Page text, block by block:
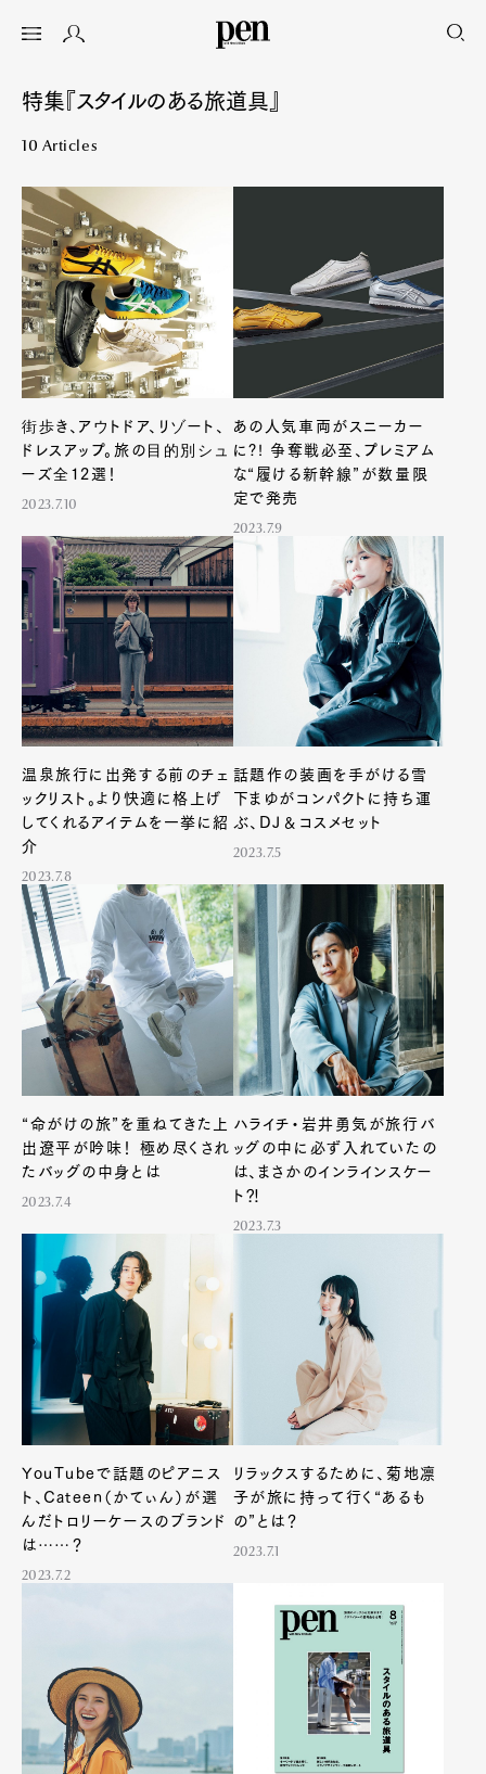
Fashion
GourmetCars
Lifestyle
特集『スタイルのある旅道具』
10 Articles
街歩き、アウトドア、リゾート、
ドレスアップ。旅の目的別シュ
ーズ全12選！
2023.7.10
あの人気車両がスニーカー
に?! 争奪戦必至、プレミアム
な“履ける新幹線”が数量限
定で発売
2023.7.9
温泉旅行に出発する前のチェ
ックリスト。より快適に格上げ
してくれるアイテムを一挙に紹
介
2023.7.8
話題作の装画を手がける雪
下まゆがコンパクトに持ち運
ぶ、DJ＆コスメセット
2023.7.5
“命がけの旅”を重ねてきた上
出遼平が吟味！ 極め尽くされ
たバッグの中身とは
2023.7.4
ハライチ・岩井勇気が旅行バ
ッグの中に必ず入れていたの
は、まさかのインラインスケー
ト⁈
2023.7.3
YouTubeで話題のピアニス
ト、Cateen（かてぃん）が選
んだトロリーケースのブランド
は……？
2023.7.2
リラックスするために、菊地凛
子が旅に持って行く“あるも
の”とは？
2023.7.1